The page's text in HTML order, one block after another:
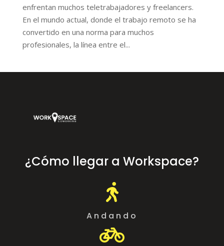
enfrentan muchos teletrabajadores y freelancers.
En el mundo actual, donde el trabajo remoto se ha
convertido en una norma para muchos
profesionales, la línea entre el...
¿Cómo llegar a Workspace?

Andando
